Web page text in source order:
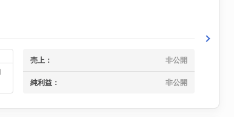
売上： 非公開
純利益： 非公開